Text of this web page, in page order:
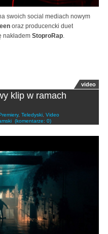
swoich social mediach nowym
oraz producencki duet
nakładem StoproRap.
video
klip w ramach
, Teledyski Video
(komentarze: 0)